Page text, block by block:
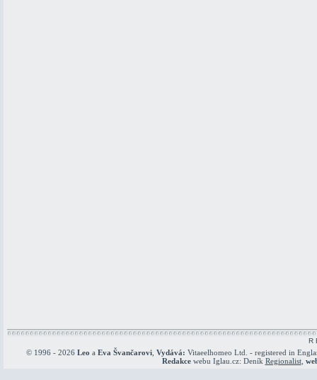
R
© 1996 - 2026 Leo a Eva Švančarovi Vydává: Vitaeelhomeo Ltd. - registered in
Redakcewebu Iglau.cz: Deník Regionalist,